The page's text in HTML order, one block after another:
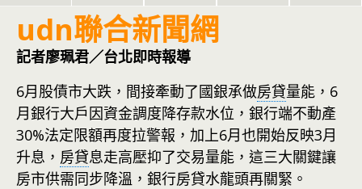
udn聯合新聞網
記者廖珮君／台北即時報導
6月股債市大跌，間接牽動了國銀承做房貸量能，6
月銀行大戶因資金調度降存款水位，銀行端不動產
30%法定限額再度拉警報，加上6月也開始反映3月
升息， 房貸息走高壓抑了交易量能，這三大關鍵讓
房市供需同步降溫，銀行房貸水龍頭再關緊。